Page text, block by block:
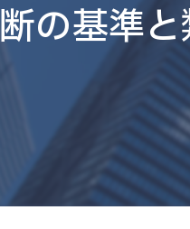
の基準